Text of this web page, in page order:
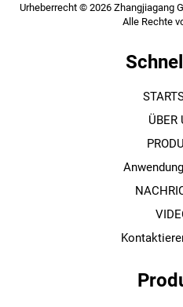
Urheberrecht © 2026 Zhangjiagang
Alle Rechte
ÜBER